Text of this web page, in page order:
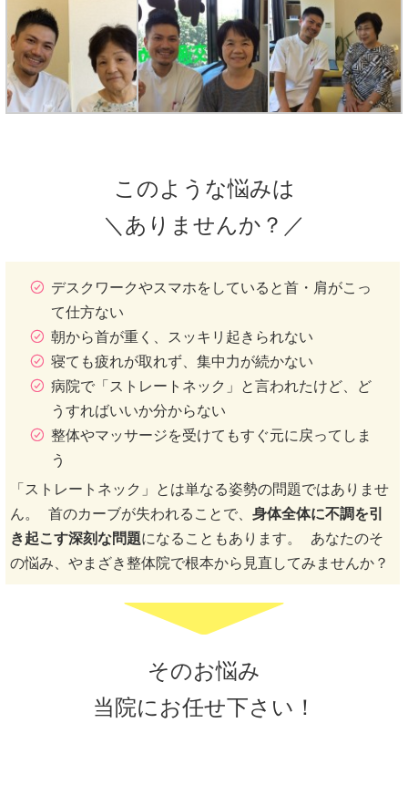
このような悩みは
＼ありませんか？／
デスクワークやスマホをしていると首・肩がこっ
て仕方ない
朝から首が重く、スッキリ起きられない
寝ても疲れが取れず、集中力が続かない
病院で「ストレートネック」と言われたけど、ど
うすればいいか分からない
整体やマッサージを受けてもすぐ元に戻ってしま
う
「ストレートネック」とは単なる姿勢の問題ではありませ
ん。 首のカーブが失われることで、 身体全体に不調を引
き起こす深刻な問題になることもあります。 あなたのそ
の悩み、やまざき整体院で根本から見直してみませんか？
そのお悩み
当院にお任せ下さい！